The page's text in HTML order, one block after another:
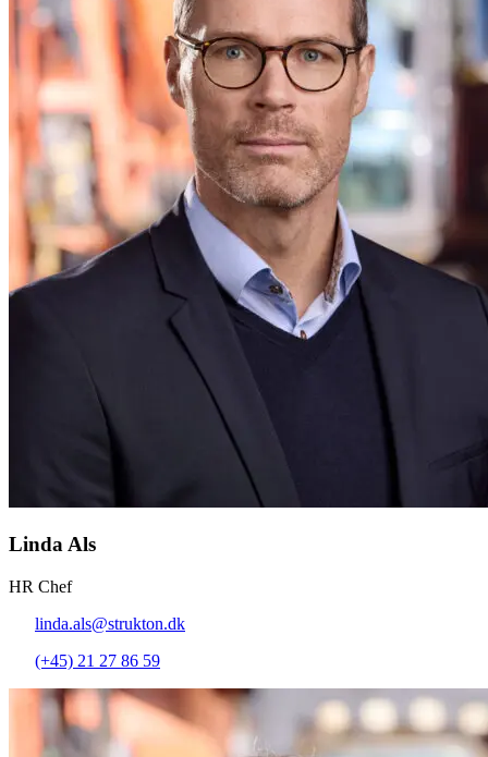
Linda Als
HR Chef
linda.als@strukton.dk
(+45) 21 27 86 59